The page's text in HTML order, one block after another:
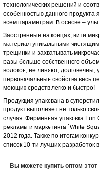
технологических решений и
особенностью данного продукта
всем параметрам. В основе –
Заостренные на концах, нити
материал уникальными
трещинки и захватывать
разы больше собственного
волокон, не линяют, долговечны,
первоначальные свойства весь
моющих средств легко и быстро!
Продукция упакована в
продукт выполняет не только
случая. Фирменная упаковка
рекламы и маркетинга `White
2012 года. Также по итогам
список 10-ти лучших разработок
Вы можете купить оптом этот